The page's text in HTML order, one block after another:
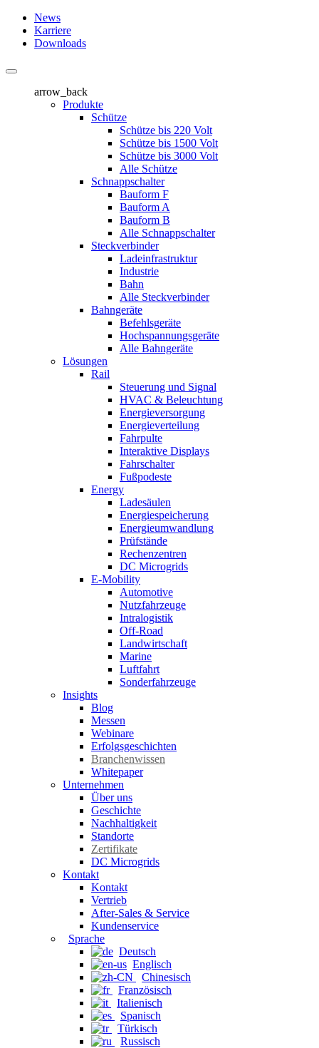
News
Karriere
Downloads
arrow_back
Produkte
Schütze
Schütze bis 220 Volt
Schütze bis 1500 Volt
Schütze bis 3000 Volt
Alle Schütze
Schnappschalter
Bauform F
Bauform A
Bauform B
Alle Schnappschalter
Steckverbinder
Ladeinfrastruktur
Industrie
Bahn
Alle Steckverbinder
Bahngeräte
Befehlsgeräte
Hochspannungsgeräte
Alle Bahngeräte
Lösungen
Rail
Steuerung und Signal
HVAC & Beleuchtung
Energieversorgung
Energieverteilung
Fahrpulte
Interaktive Displays
Fahrschalter
Fußpodeste
Energy
Ladesäulen
Energiespeicherung
Energieumwandlung
Prüfstände
Rechenzentren
DC Microgrids
E-Mobility
Automotive
Nutzfahrzeuge
Intralogistik
Off-Road
Landwirtschaft
Marine
Luftfahrt
Sonderfahrzeuge
Insights
Blog
Messen
Webinare
Erfolgsgeschichten
Branchenwissen
Whitepaper
Unternehmen
Über uns
Geschichte
Nachhaltigkeit
Standorte
Zertifikate
DC Microgrids
Kontakt
Kontakt
Vertrieb
After-Sales & Service
Kundenservice
Sprache
Deutsch
Englisch
Chinesisch
Französisch
Italienisch
Spanisch
Türkisch
Russisch